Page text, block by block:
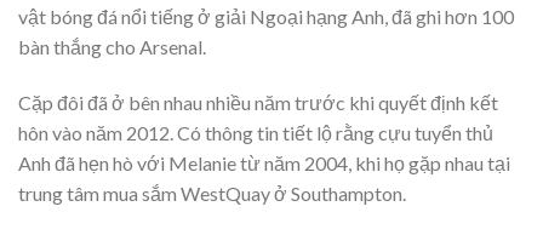
vật bóng đá nổi tiếng ở giải Ngoại hạng Anh, đã ghi hơn 100
bàn thắng cho Arsenal.
Cặp đôi đã ở bên nhau nhiều năm trước khi quyết định kết
hôn vào năm 2012. Có thông tin tiết lộ rằng cựu tuyển thủ
Anh đã hẹn hò với Melanie từ năm 2004, khi họ gặp nhau tại
trung tâm mua sắm WestQuay ở Southampton.